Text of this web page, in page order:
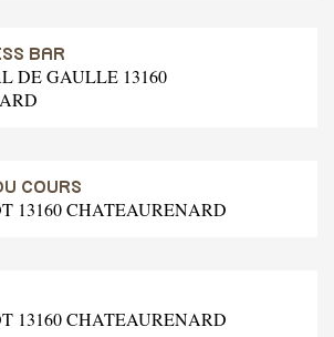
BAR
DE GAULLE 13160
COURS
13160 CHATEAURENARD
13160 CHATEAURENARD